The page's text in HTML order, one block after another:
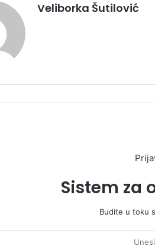
Veliborka Šutilović
Sistem za
Budite u toku